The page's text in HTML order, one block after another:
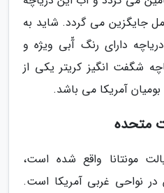
کامل جایگزین می گردد. شاید به
دارای رنگ آّبی ویژه و
شگفت انگیز کریتر یکی از
آمریکا می باشد.
متحده
مونتانا واقع شده است،
در نواحی غربی آمریکا است.